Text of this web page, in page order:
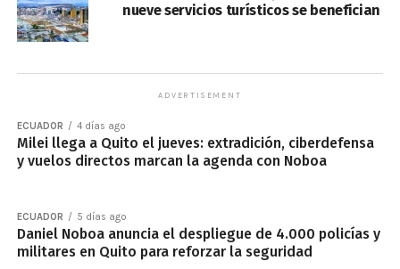
nueve servicios turísticos se benefician
ADVERTISEMENT
ECUADOR 4 días ago
Milei llega a Quito el jueves: extradición, ciberdefensa
y vuelos directos marcan la agenda con Noboa
ECUADOR 5 días ago
Daniel Noboa anuncia el despliegue de 4.000 policías y
militares en Quito para reforzar la seguridad